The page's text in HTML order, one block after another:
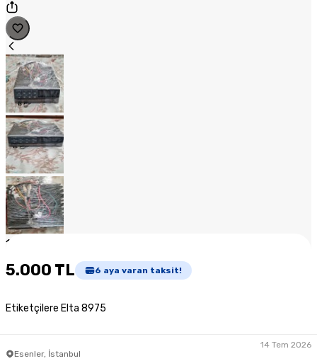
1
5.000 TL 6 aya varan taksit!
Etiketçilere Elta 8975
Esenler, İstanbul
14 Tem 2026